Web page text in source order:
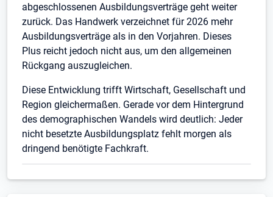
abgeschlossenen Ausbildungsverträge geht weiter
zurück. Das Handwerk verzeichnet für 2026 mehr
Ausbildungsverträge als in den Vorjahren. Dieses
Plus reicht jedoch nicht aus, um den allgemeinen
Rückgang auszugleichen.
Diese Entwicklung trifft Wirtschaft, Gesellschaft und
Region gleichermaßen. Gerade vor dem Hintergrund
des demographischen Wandels wird deutlich: Jeder
nicht besetzte Ausbildungsplatz fehlt morgen als
dringend benötigte Fachkraft.